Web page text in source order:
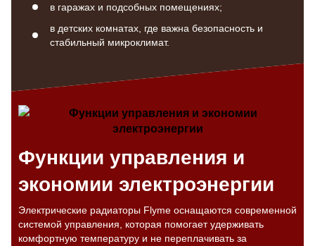
в гаражах и подсобных помещениях;
в детских комнатах, где важна безопасность и
стабильный микроклимат.
Функции управления и
экономии электроэнергии
Электрические радиаторы Flyme оснащаются современной
системой управления, которая помогает удерживать
комфортную температуру и не переплачивать за